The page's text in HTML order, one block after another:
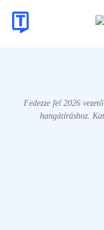
Fedezze fel 2026
hangátíráshoz.